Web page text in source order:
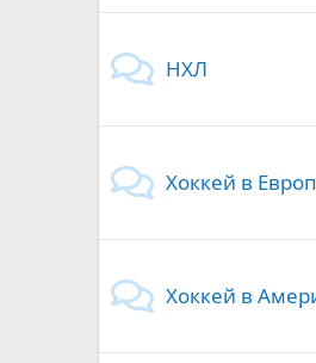
НХЛ
Хоккей в
Хоккей в